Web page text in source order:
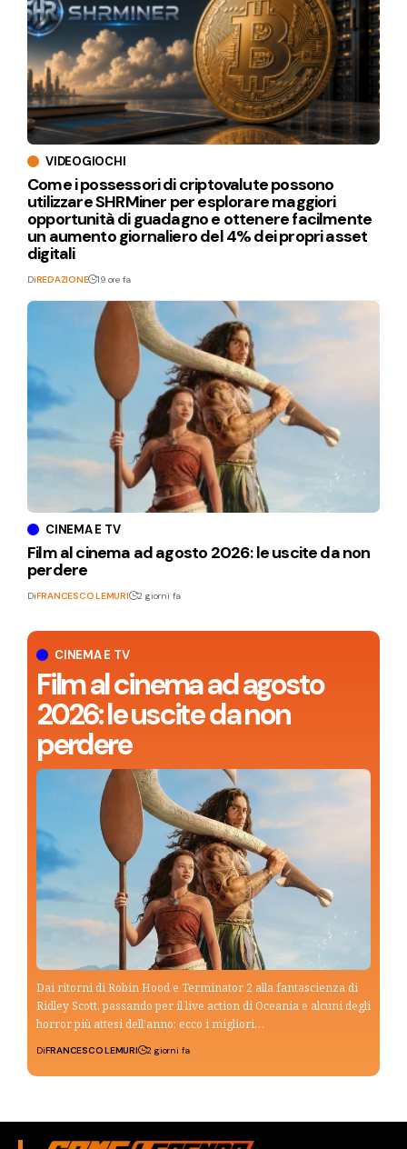
CINEMA E TV
Film al cinema ad agosto
2026: le uscite da non
perdere
Dai ritorni di Robin Hood e Terminator 2 alla fantascienza di
Ridley Scott, passando per il live action di Oceania e alcuni degli
horror più attesi dell’anno: ecco i migliori…
DiFRANCESCO LEMURI 2 giorni fa
VIDEOGIOCHI
Come i possessori di criptovalute possono
utilizzare SHRMiner per esplorare maggiori
opportunità di guadagno e ottenere facilmente
un aumento giornaliero del 4% dei propri asset
digitali
DiREDAZIONE 19 ore fa
CINEMA E TV
Film al cinema ad agosto 2026: le uscite da non
perdere
DiFRANCESCO LEMURI 2 giorni fa